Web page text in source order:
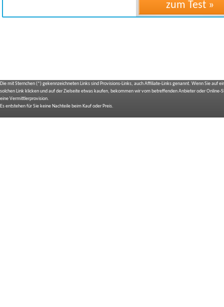
Die mit Sternchen (*) gekennzeichneten Links sind Provisions-Links, auch Affiliate-Links genannt. Wenn Sie auf
solchen Link klicken und auf der Zielseite etwas kaufen, bekommen wir vom betreffenden Anbieter oder Online-
eine Vermittlerprovision.
Es entstehen für Sie keine Nachteile beim Kauf oder Preis.